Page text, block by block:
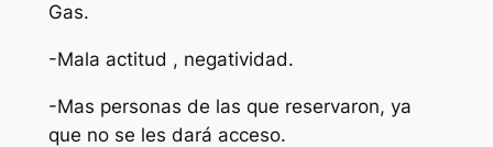
Gas.
-Mala actitud , negatividad.
-Mas personas de las que reservaron, ya
que no se les dará acceso.